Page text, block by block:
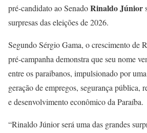
pré-candidato ao SenadoRinaldo Júnior
surpresas das eleições de 2026.
Segundo Sérgio Gama, o crescimento de
pré-campanha demonstra que seu nome
entre os paraibanos, impulsionado por
geração de empregos, segurança pública,
e desenvolvimento econômico da Paraíba.
“Rinaldo Júnior será uma das grandes